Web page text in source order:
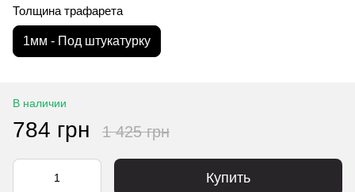
Толщина трафарета
1мм - Под штукатурку
В наличии
784 грн 1 425 грн
Купить